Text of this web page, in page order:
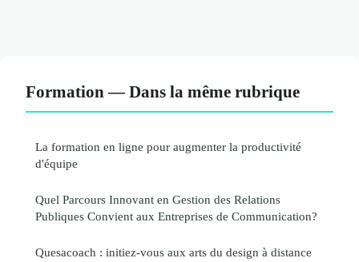
Formation — Dans la même rubrique
La formation en ligne pour augmenter la productivité
d'équipe
Quel Parcours Innovant en Gestion des Relations
Publiques Convient aux Entreprises de Communication?
Quesacoach : initiez-vous aux arts du design à distance